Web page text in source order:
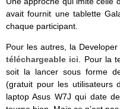
avait fournit une tablette
chaque participant.
Pour les autres, la
téléchargeable ici . Pour la
soit la lancer sous forme
(gratuit pour les utilisateurs
laptop Asus W7J qui date